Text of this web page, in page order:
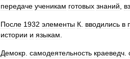
передаче ученикам готовых знаний
После 1932 элементы К вводились в
истории и языкам
Демокр самодеятельность краеведч